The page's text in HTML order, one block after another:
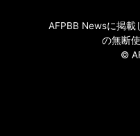
AFPBB Newsに掲載
の無断
©